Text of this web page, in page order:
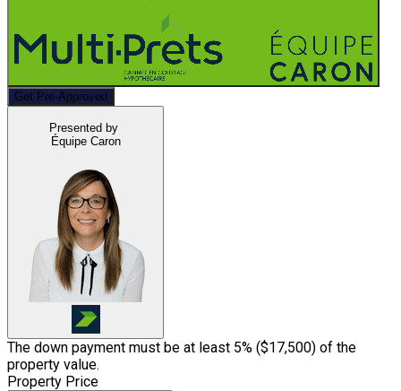
Get Pre-Approved
Presented by
Équipe Caron
The down payment must be at least 5% ($17,500) of the
property value.
Property Price